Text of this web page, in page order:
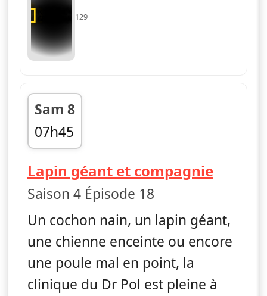
129
Sam 8
07h45
fin 08h30
Lapin géant et compagnie—
Saison 4 Épisode 18
Un cochon nain, un lapin géant,
une chienne enceinte ou encore
une poule mal en point, la
clinique du Dr Pol est pleine à